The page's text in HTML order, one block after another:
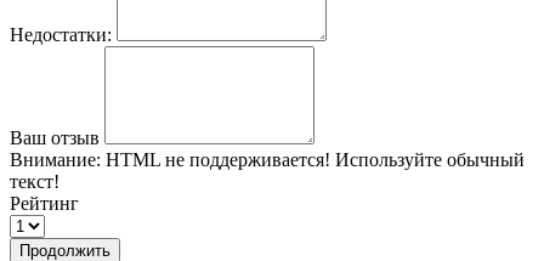
Недостатки:
Ваш отзыв
Внимание: HTML не поддерживается! Используйте обычный
текст!
Рейтинг
Продолжить